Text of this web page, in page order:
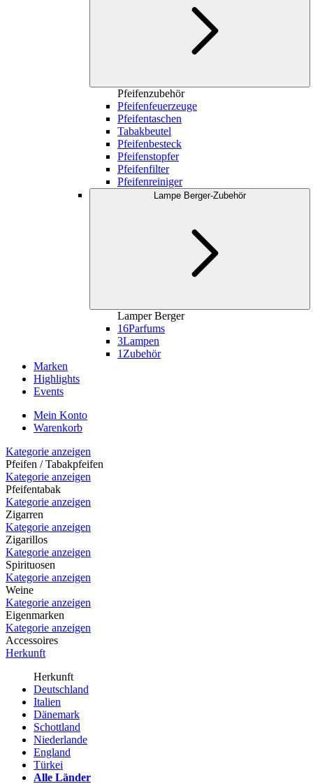
Pfeifenzubehör
Pfeifenfeuerzeuge
Pfeifentaschen
Tabakbeutel
Pfeifenbesteck
Pfeifenstopfer
Pfeifenfilter
Pfeifenreiniger
Lampe Berger-Zubehör
Lamper Berger
16Parfums
3Lampen
1 Zubehör
Marken
Highlights
Events
Mein Konto
Warenkorb
Kategorie anzeigen
Pfeifen / Tabakpfeifen
Kategorie anzeigen
Pfeifentabak
Kategorie anzeigen
Zigarren
Kategorie anzeigen
Zigarillos
Kategorie anzeigen
Spirituosen
Kategorie anzeigen
Weine
Kategorie anzeigen
Eigenmarken
Kategorie anzeigen
Accessoires
Herkunft
Herkunft
Deutschland
Italien
Dänemark
Schottland
Niederlande
England
Türkei
Alle Länder